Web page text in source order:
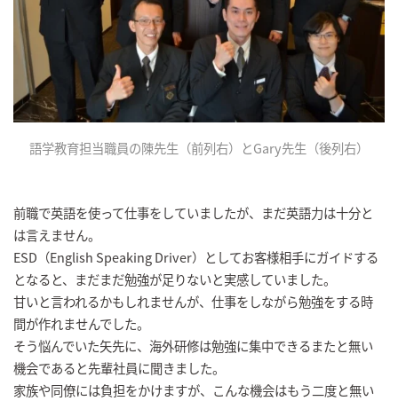
語学教育担当職員の陳先生（前列右）とGary先生（後列右）
前職で英語を使って仕事をしていましたが、まだ英語力は十分と
は言えません。
ESD（English Speaking Driver）としてお客様相手にガイドする
となると、まだまだ勉強が足りないと実感していました。
甘いと言われるかもしれませんが、仕事をしながら勉強をする時
間が作れませんでした。
そう悩んでいた矢先に、海外研修は勉強に集中できるまたと無い
機会であると先輩社員に聞きました。
家族や同僚には負担をかけますが、こんな機会はもう二度と無い